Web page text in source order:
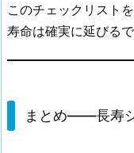
このチェックリスト
寿命は確実に延びるで
まとめ——長寿